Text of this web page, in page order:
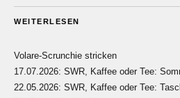
WEITERLESEN
Volare-Scrunchie stricken
17.07.2026: SWR, Kaffee oder Tee:
22.05.2026: SWR, Kaffee oder Tee: